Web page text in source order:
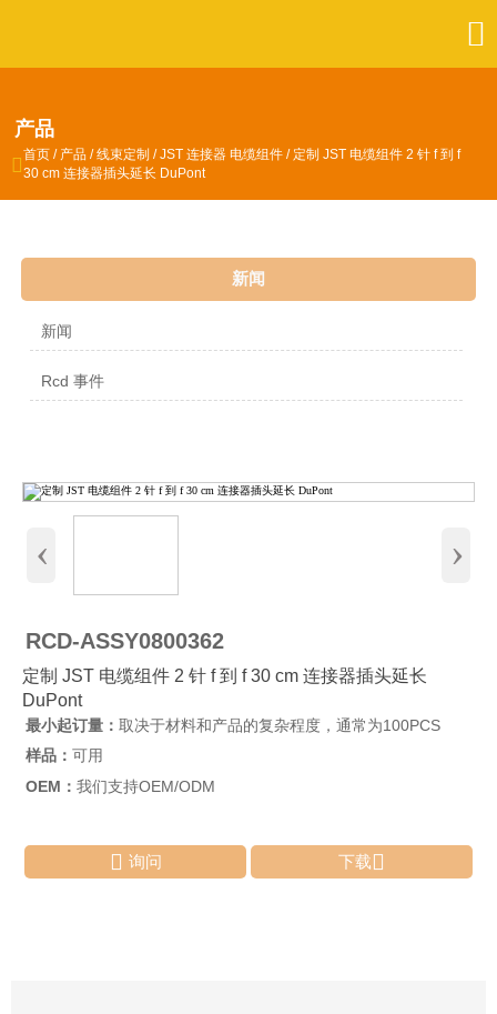

产品
 首页 / 产品 /线束定制 /JST 连接器 电缆组件 / 定制 JST 电缆组件 2 针 f 到 f
30 cm 连接器插头延长 DuPont
新闻
新闻
Rcd 事件
‹ ›
RCD-ASSY0800362
定制 JST 电缆组件 2 针 f 到 f 30 cm 连接器插头延长
DuPont
最小起订量： 取决于材料和产品的复杂程度，通常为100PCS
样品： 可用
OEM： 我们支持OEM/ODM
 询问 下载